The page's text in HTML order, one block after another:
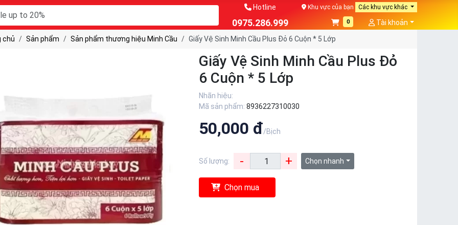
Hotline
0975.286.999
Khu vực của bạn Các khu vực khác
0 Tài khoản
chủ Sản phẩm Sản phẩm thương hiệu Minh Cầu Giấy Vệ Sinh Minh Cầu Plus Đỏ 6 Cuộn * 5 Lớp
Giấy Vệ Sinh Minh Cầu Plus Đỏ
6 Cuộn * 5 Lớp
Nhãn hiệu:
Mã sản phẩm: 8936227310030
50,000 đ/Bịch
Số lượng: - + Chọn nhanh
Chọn mua